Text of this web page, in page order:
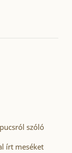
szóló
írt meséket